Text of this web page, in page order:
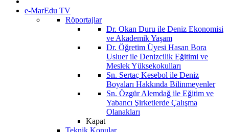
e-MarEdu TV
Röportajlar
Dr. Okan Duru ile Deniz Ekonomisi
ve Akademik Yaşam
Dr. Öğretim Üyesi Hasan Bora
Usluer ile Denizcilik Eğitimi ve
Meslek Yüksekokulları
Sn. Sertaç Kesebol ile Deniz
Boyaları Hakkında Bilinmeyenler
Sn. Özgür Alemdağ ile Eğitim ve
Yabancı Şirketlerde Çalışma
Olanakları
Kapat
Teknik Konular